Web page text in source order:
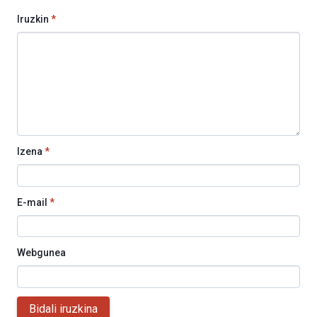
Iruzkin *
Izena*
E-mail *
Webgunea
Bidali iruzkina